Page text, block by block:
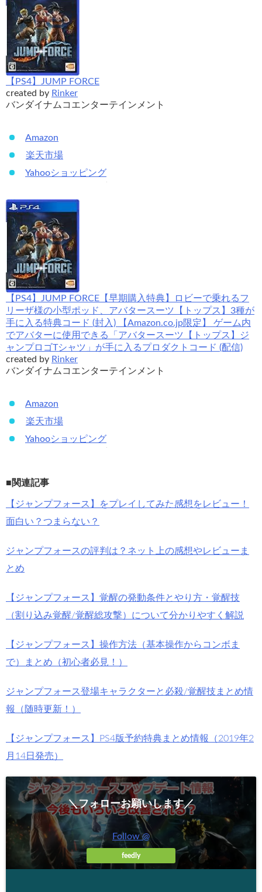
【PS4】JUMP FORCE
created by Rinker
バンダイナムコエンターテインメント
Amazon
楽天市場
Yahooショッピング
【PS4】JUMP FORCE【早期購入特典】ロビーで乗れるフ
リーザ様の小型ポッド、アバタースーツ【トップス】3種が
手に入る特典コード (封入) 【Amazon.co.jp限定】 ゲーム内
でアバターに使用できる「アバタースーツ【トップス】ジ
ャンプロゴTシャツ」が手に入るプロダクトコード (配信)
created by Rinker
バンダイナムコエンターテインメント
Amazon
楽天市場
Yahooショッピング
■関連記事
【ジャンプフォース】をプレイしてみた感想をレビュー！
面白い？つまらない？
ジャンプフォースの評判は？ネット上の感想やレビューま
とめ
【ジャンプフォース】覚醒の発動条件とやり方・覚醒技
（割り込み覚醒/覚醒総攻撃）について分かりやすく解説
【ジャンプフォース】操作方法（基本操作からコンボま
で）まとめ（初心者必見！）
ジャンプフォース登場キャラクターと必殺/覚醒技まとめ情
報（随時更新！）
【ジャンプフォース】PS4版予約特典まとめ情報（2019年2
月14日発売）
＼フォローお願いします／
Follow @
feedly